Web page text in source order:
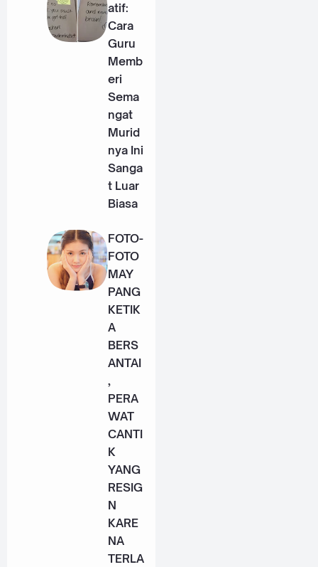
atif:
Cara
Guru
Memb
eri
Sema
ngat
Murid
nya Ini
Sanga
t Luar
Biasa
FOTO-
FOTO
MAY
PANG
KETIK
A
BERS
ANTAI
,
PERA
WAT
CANTI
K
YANG
RESIG
N
KARE
NA
TERLA